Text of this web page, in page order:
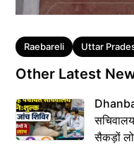
Tags
Raebareli Uttar
Other Latest
सैकड़ों